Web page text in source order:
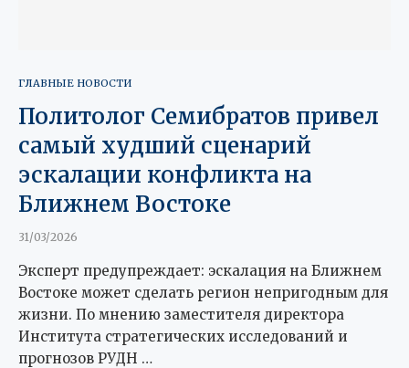
ГЛАВНЫЕ НОВОСТИ
Политолог Семибратов привел
самый худший сценарий
эскалации конфликта на
Ближнем Востоке
31/03/2026
Эксперт предупреждает: эскалация на Ближнем
Востоке может сделать регион непригодным для
жизни. По мнению заместителя директора
Института стратегических исследований и
прогнозов РУДН …